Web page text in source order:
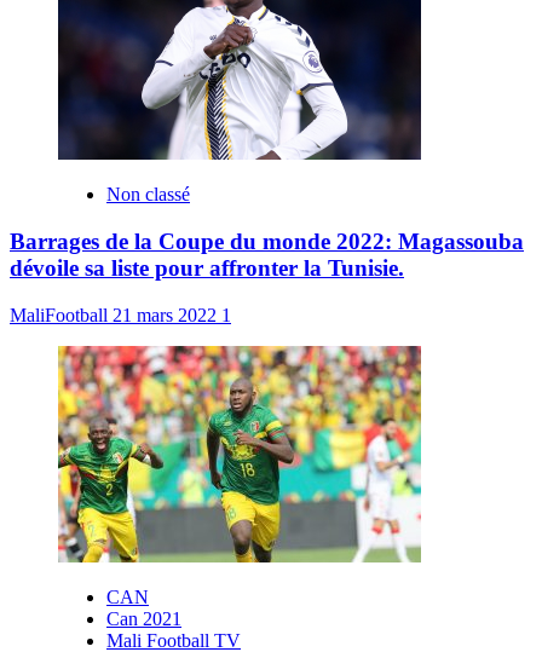
Non classé
Barrages de la Coupe du monde 2022: Magassouba
dévoile sa liste pour affronter la Tunisie.
MaliFootball 21 mars 2022 1
CAN
Can 2021
Mali Football TV